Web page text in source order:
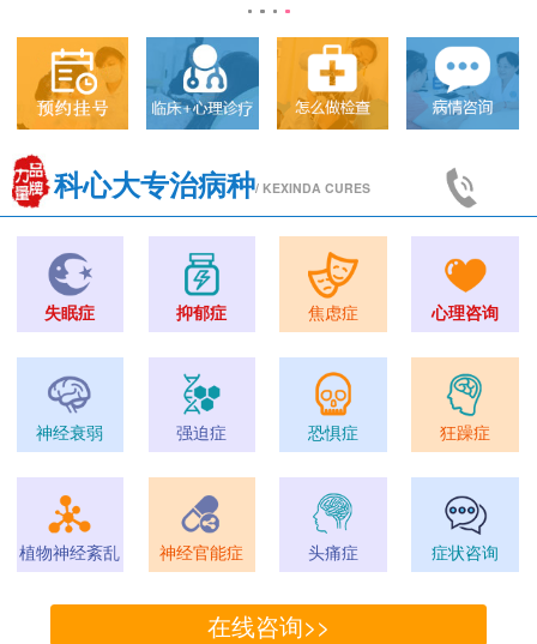
科心大专治病种/ KEXINDA CURES
失眠症 抑郁症 焦虑症 心理咨询
神经衰弱 强迫症 恐惧症 狂躁症
植物神经紊乱 神经官能症 头痛症 症状咨询
在线咨询>>